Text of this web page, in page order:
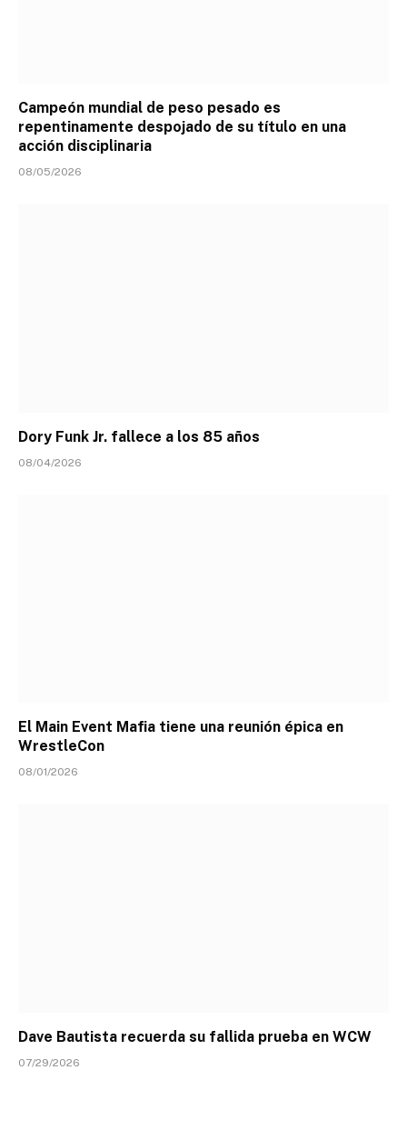
Campeón mundial de peso pesado es
repentinamente despojado de su título en una
acción disciplinaria
08/05/2026
Dory Funk Jr. fallece a los 85 años
08/04/2026
El Main Event Mafia tiene una reunión épica en
WrestleCon
08/01/2026
Dave Bautista recuerda su fallida prueba en WCW
07/29/2026